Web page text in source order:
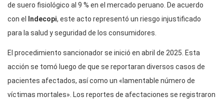
de suero fisiológico al 9 % en el mercado peruano. De acuerdo
con el
Indecopi, este acto representó un riesgo injustificado
para la salud y seguridad de los consumidores.
El procedimiento sancionador se inició en abril de 2025. Esta
acción se tomó luego de que se reportaran diversos casos de
pacientes afectados, así como un «lamentable número de
víctimas mortales». Los reportes de afectaciones se registraron